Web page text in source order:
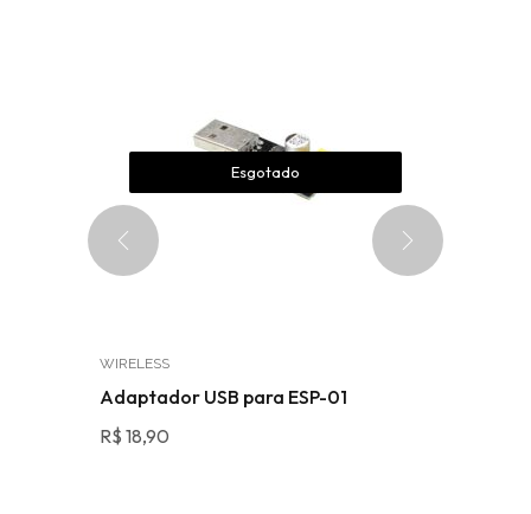
Esgotado
WIRELESS
Adaptador USB para ESP-01
R$ 18,90